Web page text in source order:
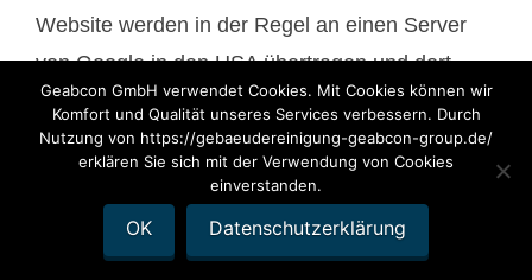
Website werden in der Regel an einen Server
von Google in den USA übertragen und dort
gespeichert.
Die Speicherung von Google-Analytics-Cookies
und die Nutzung dieses Analyse-Tools erfolgen
auf Grundlage von Art. 6 Abs. 1 lit. f DSGVO.
Der Websitebetreiber hat ein berechtigtes
Geabcon GmbH verwendet Cookies. Mit Cookies können wir
Komfort und Qualität unseres Services verbessern. Durch
Nutzung von https://gebaeudereinigung-geabcon-group.de/
erklären Sie sich mit der Verwendung von Cookies
einverstanden.
OK Datenschutzerklärung